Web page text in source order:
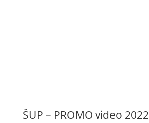
ŠUP – PROMO video 2022